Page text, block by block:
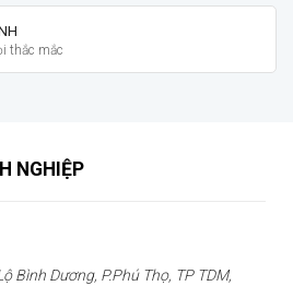
thắc mắc
NGHIỆP
Bình Dương, P.Phú Thọ, TP TDM,